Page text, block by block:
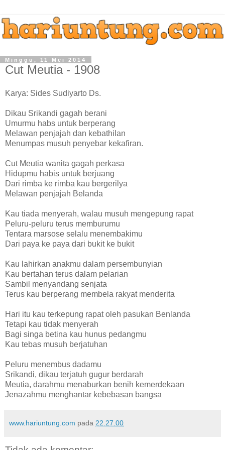
Minggu, 11 Mei 2014
Cut Meutia - 1908
Karya: Sides Sudiyarto Ds.
Dikau Srikandi gagah berani
Umurmu habs untuk berperang
Melawan penjajah dan kebathilan
Menumpas musuh penyebar kekafiran.
Cut Meutia wanita gagah perkasa
Hidupmu habis untuk berjuang
Dari rimba ke rimba kau bergerilya
Melawan penjajah Belanda
Kau tiada menyerah, walau musuh mengepung rapat
Peluru-peluru terus memburumu
Tentara marsose selalu menembakimu
Dari paya ke paya dari bukit ke bukit
Kau lahirkan anakmu dalam persembunyian
Kau bertahan terus dalam pelarian
Sambil menyandang senjata
Terus kau berperang membela rakyat menderita
Hari itu kau terkepung rapat oleh pasukan Benlanda
Tetapi kau tidak menyerah
Bagi singa betina kau hunus pedangmu
Kau tebas musuh berjatuhan
Peluru menembus dadamu
Srikandi, dikau terjatuh gugur berdarah
Meutia, darahmu menaburkan benih kemerdekaan
Jenazahmu menghantar kebebasan bangsa
www.hariuntung.com pada 22.27.00